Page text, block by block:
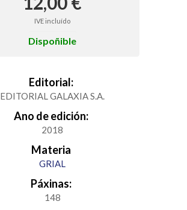
IVE incluído
Dispoñible
Editorial:
EDITORIAL GALAXIA S.A.
Ano de edición:
2018
Materia
GRIAL
Páxinas:
148